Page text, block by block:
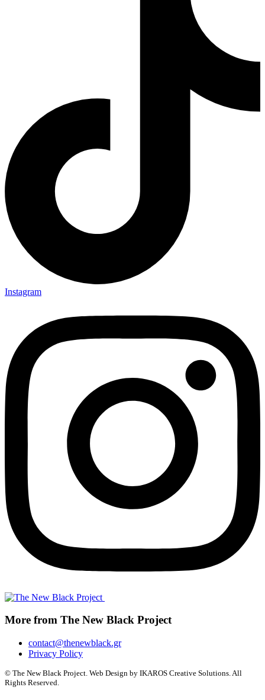
Instagram
More from The New Black Project
contact@thenewblack.gr
Privacy Policy
© The New Black Project. Web Design by IKAROS Creative Solutions. All
Rights Reserved.